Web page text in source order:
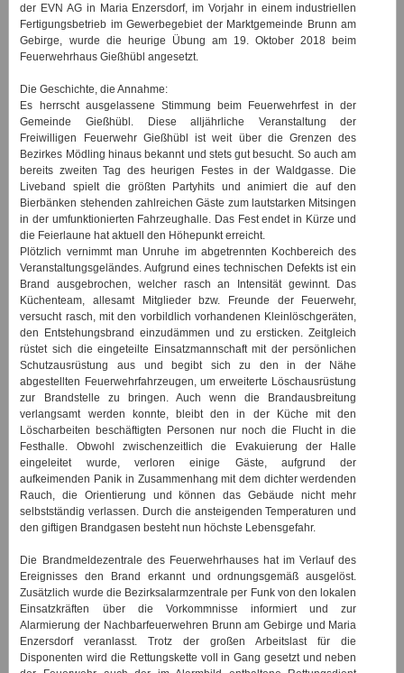
der EVN AG in Maria Enzersdorf, im Vorjahr in einem industriellen
Fertigungsbetrieb im Gewerbegebiet der Marktgemeinde Brunn am
Gebirge, wurde die heurige Übung am 19. Oktober 2018 beim
Feuerwehrhaus Gießhübl angesetzt.
Die Geschichte, die Annahme:
Es herrscht ausgelassene Stimmung beim Feuerwehrfest in der
Gemeinde Gießhübl. Diese alljährliche Veranstaltung der
Freiwilligen Feuerwehr Gießhübl ist weit über die Grenzen des
Bezirkes Mödling hinaus bekannt und stets gut besucht. So auch am
bereits zweiten Tag des heurigen Festes in der Waldgasse. Die
Liveband spielt die größten Partyhits und animiert die auf den
Bierbänken stehenden zahlreichen Gäste zum lautstarken Mitsingen
in der umfunktionierten Fahrzeughalle. Das Fest endet in Kürze und
die Feierlaune hat aktuell den Höhepunkt erreicht.
Plötzlich vernimmt man Unruhe im abgetrennten Kochbereich des
Veranstaltungsgeländes. Aufgrund eines technischen Defekts ist ein
Brand ausgebrochen, welcher rasch an Intensität gewinnt. Das
Küchenteam, allesamt Mitglieder bzw. Freunde der Feuerwehr,
versucht rasch, mit den vorbildlich vorhandenen Kleinlöschgeräten,
den Entstehungsbrand einzudämmen und zu ersticken. Zeitgleich
rüstet sich die eingeteilte Einsatzmannschaft mit der persönlichen
Schutzausrüstung aus und begibt sich zu den in der Nähe
abgestellten Feuerwehrfahrzeugen, um erweiterte Löschausrüstung
zur Brandstelle zu bringen. Auch wenn die Brandausbreitung
verlangsamt werden konnte, bleibt den in der Küche mit den
Löscharbeiten beschäftigten Personen nur noch die Flucht in die
Festhalle. Obwohl zwischenzeitlich die Evakuierung der Halle
eingeleitet wurde, verloren einige Gäste, aufgrund der
aufkeimenden Panik in Zusammenhang mit dem dichter werdenden
Rauch, die Orientierung und können das Gebäude nicht mehr
selbstständig verlassen. Durch die ansteigenden Temperaturen und
den giftigen Brandgasen besteht nun höchste Lebensgefahr.
Die Brandmeldezentrale des Feuerwehrhauses hat im Verlauf des
Ereignisses den Brand erkannt und ordnungsgemäß ausgelöst.
Zusätzlich wurde die Bezirksalarmzentrale per Funk von den lokalen
Einsatzkräften über die Vorkommnisse informiert und zur
Alarmierung der Nachbarfeuerwehren Brunn am Gebirge und Maria
Enzersdorf veranlasst. Trotz der großen Arbeitslast für die
Disponenten wird die Rettungskette voll in Gang gesetzt und neben